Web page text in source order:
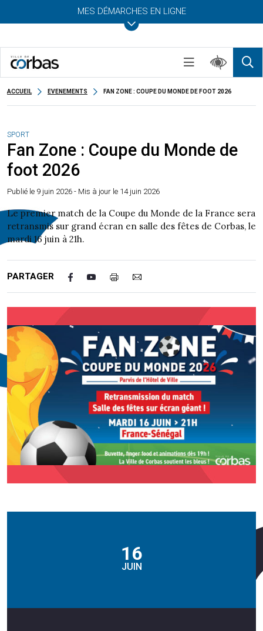
MES DÉMARCHES EN LIGNE
ACCUEIL EVENEMENTS FAN ZONE : COUPE DU MONDE DE FOOT 2026
SPORT
Fan Zone : Coupe du Monde de
foot 2026
Publié le 9 juin 2026 - Mis à jour le 14 juin 2026
Le premier match de la Coupe du Monde de la France sera
retransmis sur grand écran en salle des fêtes de Corbas, le
mardi 16 juin à 21h.
PARTAGER
16
JUIN